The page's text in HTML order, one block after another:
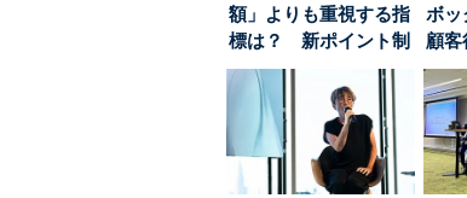
額」よりも重視する指
標は？ 新ポイント制
度の狙い
ボ
顧客
に残